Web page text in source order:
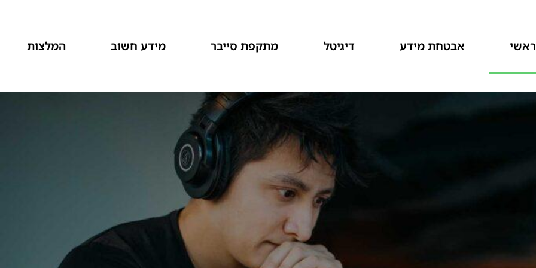
ראשי אבטחת מידע דיגיטל מתקפת סייבר מידע חשוב המלצות